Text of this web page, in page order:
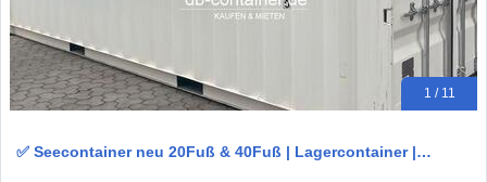
1 / 11
✅ Seecontainer neu 20Fuß & 40Fuß | Lagercontainer |…